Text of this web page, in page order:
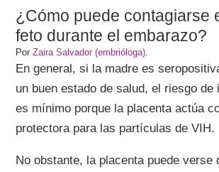
¿Cómo puede contagiarse
feto durante el embarazo?
PorZaira Salvador (embrióloga)
En general, si la madre es
un buen estado de salud, el riesgo de
es mínimo porque la placenta actúa
protectora para las partículas de VIH.
No obstante, la placenta puede verse